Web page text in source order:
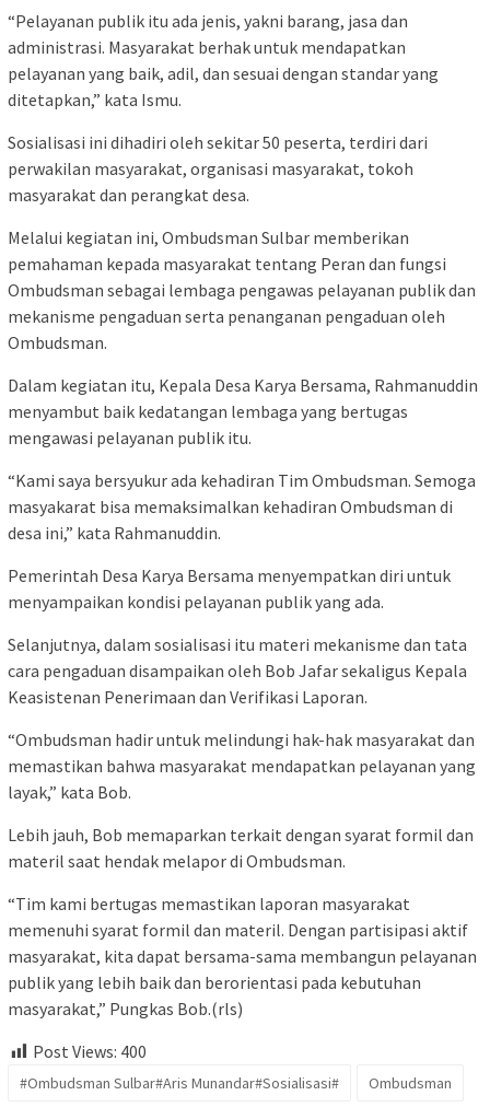
“Pelayanan publik itu ada jenis, yakni barang, jasa dan
administrasi. Masyarakat berhak untuk mendapatkan
pelayanan yang baik, adil, dan sesuai dengan standar yang
ditetapkan,” kata Ismu.
Sosialisasi ini dihadiri oleh sekitar 50 peserta, terdiri dari
perwakilan masyarakat, organisasi masyarakat, tokoh
masyarakat dan perangkat desa.
Melalui kegiatan ini, Ombudsman Sulbar memberikan
pemahaman kepada masyarakat tentang Peran dan fungsi
Ombudsman sebagai lembaga pengawas pelayanan publik dan
mekanisme pengaduan serta penanganan pengaduan oleh
Ombudsman.
Dalam kegiatan itu, Kepala Desa Karya Bersama, Rahmanuddin
menyambut baik kedatangan lembaga yang bertugas
mengawasi pelayanan publik itu.
“Kami saya bersyukur ada kehadiran Tim Ombudsman. Semoga
masyakarat bisa memaksimalkan kehadiran Ombudsman di
desa ini,” kata Rahmanuddin.
Pemerintah Desa Karya Bersama menyempatkan diri untuk
menyampaikan kondisi pelayanan publik yang ada.
Selanjutnya, dalam sosialisasi itu materi mekanisme dan tata
cara pengaduan disampaikan oleh Bob Jafar sekaligus Kepala
Keasistenan Penerimaan dan Verifikasi Laporan.
“Ombudsman hadir untuk melindungi hak-hak masyarakat dan
memastikan bahwa masyarakat mendapatkan pelayanan yang
layak,” kata Bob.
Lebih jauh, Bob memaparkan terkait dengan syarat formil dan
materil saat hendak melapor di Ombudsman.
“Tim kami bertugas memastikan laporan masyarakat
memenuhi syarat formil dan materil. Dengan partisipasi aktif
masyarakat, kita dapat bersama-sama membangun pelayanan
publik yang lebih baik dan berorientasi pada kebutuhan
masyarakat,” Pungkas Bob.(rls)
Post Views: 400
#Ombudsman Sulbar#Aris Munandar#Sosialisasi# Ombudsman